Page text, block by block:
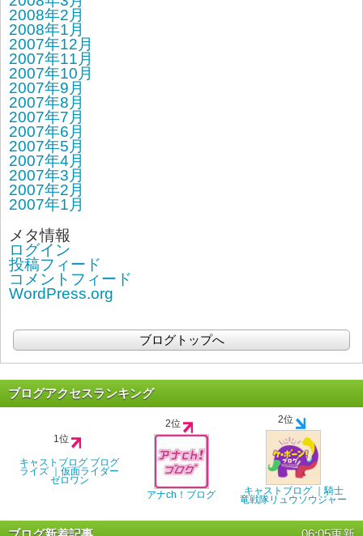
2008年2月
2008年1月
2007年12月
2007年11月
2007年10月
2007年9月
2007年8月
2007年7月
2007年6月
2007年5月
2007年4月
2007年3月
2007年2月
2007年1月
メタ情報
ログイン
投稿フィード
コメントフィード
WordPress.org
ブログトップへ
ブログアクセスランキング
1位
キャストブログ ブログ
ライズ ｜仮面ライダー
ゼロワン
2位
アナch！ブログ
2位
キャストブログ ｜騎士
竜戦隊リュウソウジャー